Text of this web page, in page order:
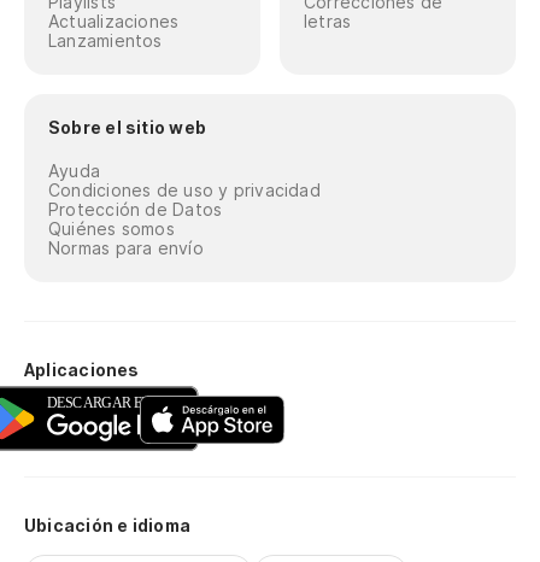
Actualizaciones
Lanzamientos
letras
Sobre el sitio web
Ayuda
Condiciones de uso y privacidad
Protección de Datos
Quiénes somos
Normas para envío
Aplicaciones
Ubicación e idioma